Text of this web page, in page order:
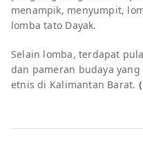
menampik, menyumpit,
lomba tato Dayak.
Selain lomba, terdapat
dan pameran budaya
etnis di Kalimantan Barat.